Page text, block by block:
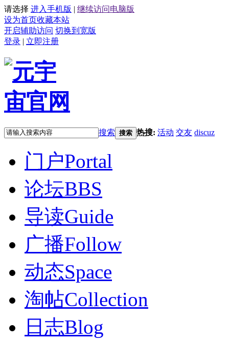
请选择 进入手机版 | 继续访问电脑版
设为首页收藏本站
开启辅助访问 切换到宽版
登录 | 立即注册
搜索 搜索 热搜: 活动 交友 discuz
门户Portal
论坛BBS
导读Guide
广播Follow
动态Space
淘帖Collection
日志Blog